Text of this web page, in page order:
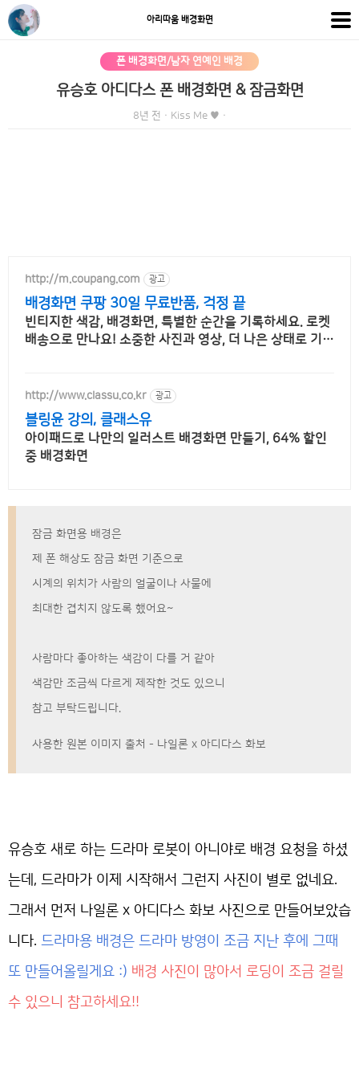
아리따움 배경화면
폰 배경화면/남자 연예인 배경
유승호 아디다스 폰 배경화면 & 잠금화면
8년 전 · Kiss Me ♥ ·
http://m.coupang.com 광고
배경화면 쿠팡 30일 무료반품, 걱정 끝
빈티지한 색감, 배경화면, 특별한 순간을 기록하세요. 로켓
배송으로 만나요! 소중한 사진과 영상, 더 나은 상태로 기록
http://www.classu.co.kr 광고
블링윤 강의, 클래스유
아이패드로 나만의 일러스트 배경화면 만들기, 64% 할인
중 배경화면
잠금 화면용 배경은
제 폰 해상도 잠금 화면 기준으로
시계의 위치가 사람의 얼굴이나 사물에
최대한 겹치지 않도록 했어요~
사람마다 좋아하는 색감이 다를 거 같아
색감만 조금씩 다르게 제작한 것도 있으니
참고 부탁드립니다.
사용한 원본 이미지 출처 - 나일론 x 아디다스 화보
유승호 새로 하는 드라마 로봇이 아니야로 배경 요청을 하셨
는데, 드라마가 이제 시작해서 그런지 사진이 별로 없네요.
그래서 먼저 나일론 x 아디다스 화보 사진으로 만들어보았습
니다. 드라마용 배경은 드라마 방영이 조금 지난 후에 그때
또 만들어올릴게요 :) 배경 사진이 많아서 로딩이 조금 걸릴
수 있으니 참고하세요!!